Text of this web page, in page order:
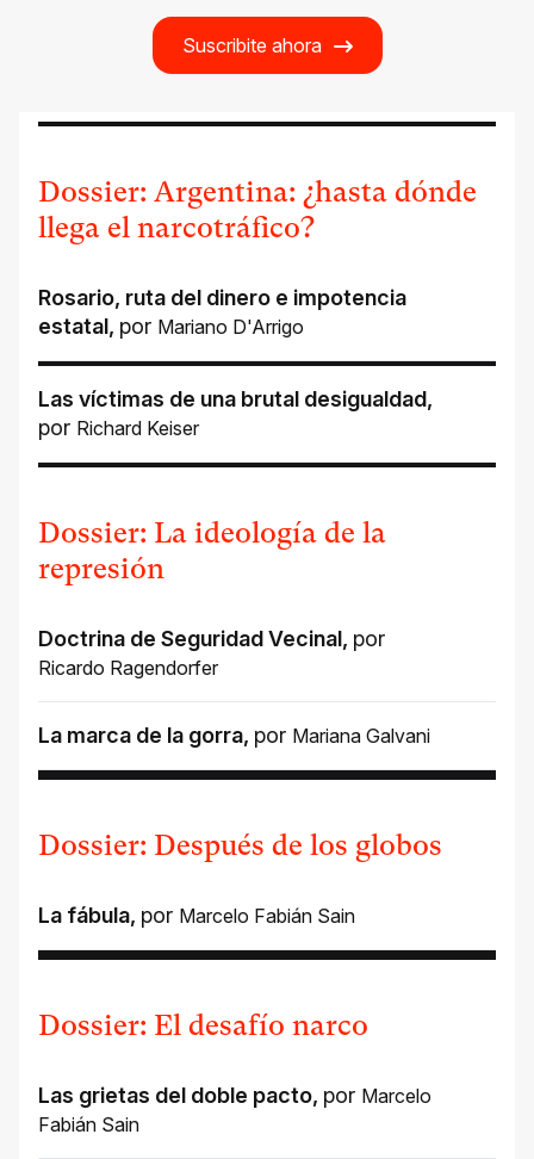
Suscribite ahora
Dossier: Argentina: ¿hasta dónde
llega el narcotráfico?
Rosario, ruta del dinero e impotencia
estatal, por Mariano D'Arrigo
Las víctimas de una brutal desigualdad,
por Richard Keiser
Dossier: La ideología de la
represión
Doctrina de Seguridad Vecinal, por
Ricardo Ragendorfer
La marca de la gorra, por Mariana Galvani
Dossier: Después de los globos
La fábula, por Marcelo Fabián Sain
Dossier: El desafío narco
Las grietas del doble pacto, por Marcelo
Fabián Sain